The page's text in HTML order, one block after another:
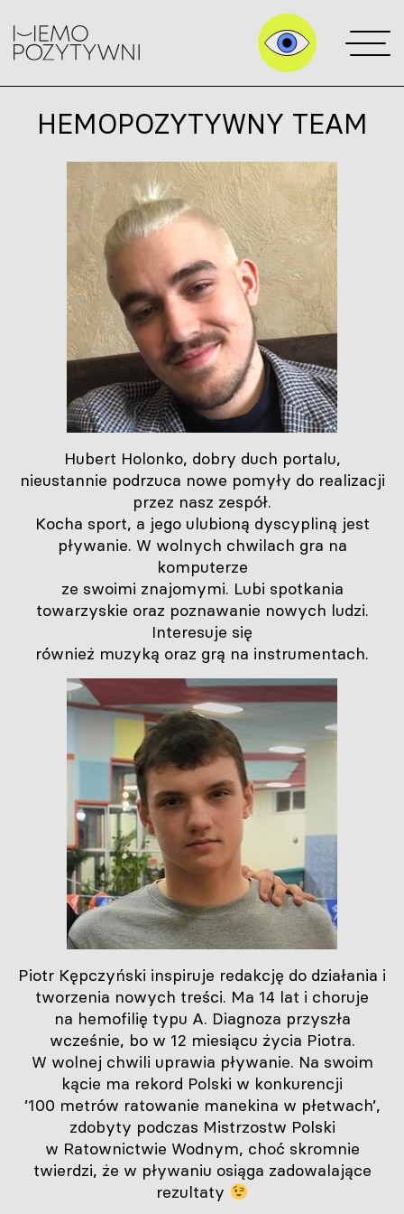
HEMOPOZYTYWNY TEAM
Hubert Holonko, dobry duch portalu,
nieustannie podrzuca nowe pomyły do realizacji
przez nasz zespół.
Kocha sport, a jego ulubioną dyscypliną jest
pływanie. W wolnych chwilach gra na
komputerze
ze swoimi znajomymi. Lubi spotkania
towarzyskie oraz poznawanie nowych ludzi.
Interesuje się
również muzyką oraz grą na instrumentach.
Piotr Kępczyński inspiruje redakcję do działania i
tworzenia nowych treści. Ma 14 lat i choruje
na hemofilię typu A. Diagnoza przyszła
wcześnie, bo w 12 miesiącu życia Piotra.
W wolnej chwili uprawia pływanie. Na swoim
kącie ma rekord Polski w konkurencji
’100 metrów ratowanie manekina w płetwach’,
zdobyty podczas Mistrzostw Polski
w Ratownictwie Wodnym, choć skromnie
twierdzi, że w pływaniu osiąga zadowalające
rezultaty